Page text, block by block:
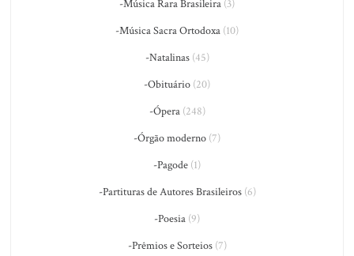
-Música Rara Brasileira (3)
-Música Sacra Ortodoxa (10)
-Natalinas(45)
-Obituário (20)
-Ópera(248)
-Órgão moderno (7)
-Pagode (1)
-Partituras de Autores Brasileiros(6)
-Poesia (9)
-Prêmios e Sorteios(7)